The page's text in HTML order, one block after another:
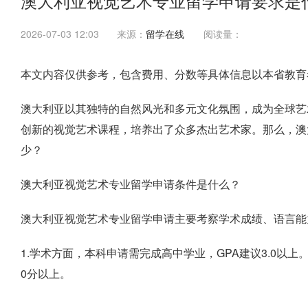
2026-07-03 12:03 来源： 留学在线 阅读量：
本文内容仅供参考，包含费用、分数等具体信息以本省教
澳大利亚以其独特的自然风光和多元文化氛围，成为全球
创新的视觉艺术课程，培养出了众多杰出艺术家。那么，
少？
澳大利亚视觉艺术专业留学申请条件是什么？
澳大利亚视觉艺术专业留学申请主要考察学术成绩、语言
1.学术方面，本科申请需完成高中学业，GPA建议3.0以
0分以上。